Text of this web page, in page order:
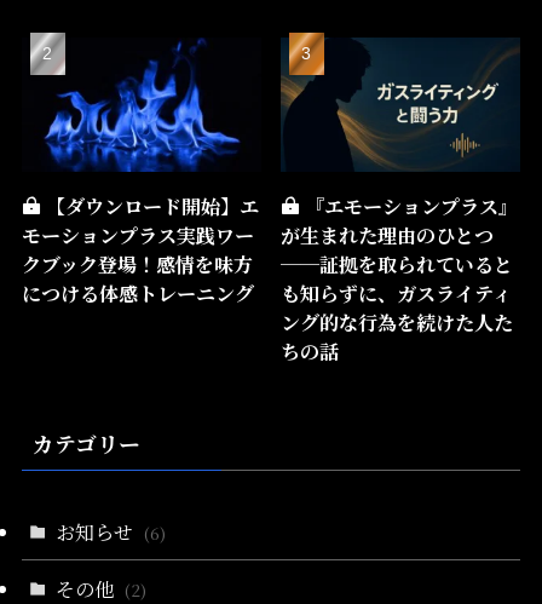
【ダウンロード開始】エ
モーションプラス実践ワー
クブック登場！感情を味方
につける体感トレーニング
『エモーションプラス』
が生まれた理由のひとつ
──証拠を取られていると
も知らずに、ガスライティ
ング的な行為を続けた人た
ちの話
カテゴリー
お知らせ (6)
その他 (2)